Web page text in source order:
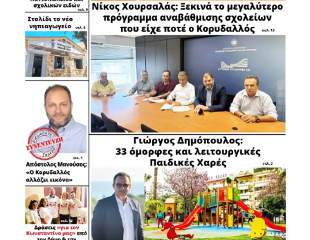
ΒΑΣΙΛΗΣ ΜΠΕΤΣΗΣ ΑΝΤΙΔΗΜΑΡΧΟΣ ΔΗΜΟΥ
ΠΕΡΙΣΤΕΡΙΟΥ
ΓΙΑΝΝΗΣ ΚΑΛΑΝΤΩΝΗΣ ΑΝΤΙΔΗΜΑΡΧΟΣ ΔΗΜΟΥ
ΠΕΡΙΣΤΕΡΙΟΥ
ΚΑΠΝΙΑ ΑΝΝΑ ΑΝΤΙΔΗΜΑΡΧΟΣ ΑΓΙΩN ΑΝΑΡΓΥΡΩΝ
ΚΑΜΑΤΕΡΟΥ
ΠΟΥΛΑΚΗΣ ΓΙΩΡΓΟΣ ΑΝΤΙΔΗΜΑΡΧΟΣ ΑΓΙΑΣ
ΒΑΡΒΑΡΑΣ
ΜΑΥΡΟΜΑΤΑΚΗΣ ΚΥΡΙΑΚΟΣ ΑΝΤΙΔΗΜΑΡΧΟΣ ΙΛΙΟΥ